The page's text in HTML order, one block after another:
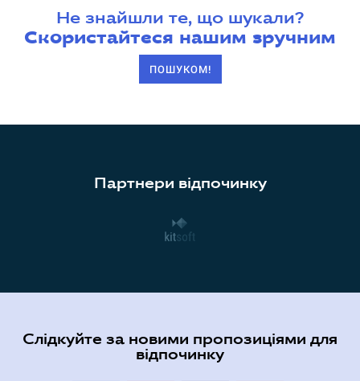
Не знайшли те, що шукали?
Скористайтеся нашим зручним
ПОШУКОМ!
Партнери відпочинку
Слідкуйте за новими пропозиціями для
відпочинку